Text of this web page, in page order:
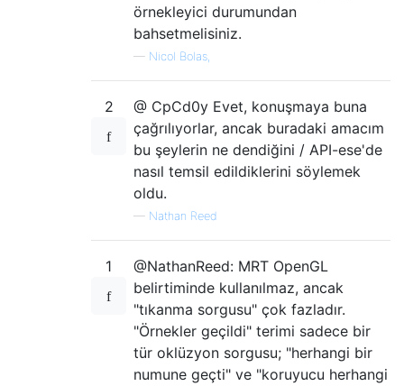
örnekleyici durumundan
bahsetmelisiniz.
— Nicol Bolas,
2
@ CpCd0y Evet, konuşmaya buna
çağrılıyorlar, ancak buradaki amacım
bu şeylerin ne dendiğini / API-ese'de
nasıl temsil edildiklerini söylemek
oldu.
— Nathan Reed
1
@NathanReed: MRT OpenGL
belirtiminde kullanılmaz, ancak
"tıkanma sorgusu" çok fazladır.
"Örnekler geçildi" terimi sadece bir
tür oklüzyon sorgusu; "herhangi bir
numune geçti" ve "koruyucu herhangi